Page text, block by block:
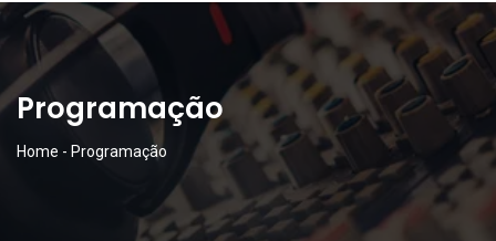
Programação
Home - Programação